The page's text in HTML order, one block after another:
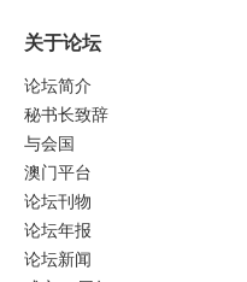
关于论坛
论坛简介
秘书长致辞
与会国
澳门平台
论坛刊物
论坛年报
论坛新闻